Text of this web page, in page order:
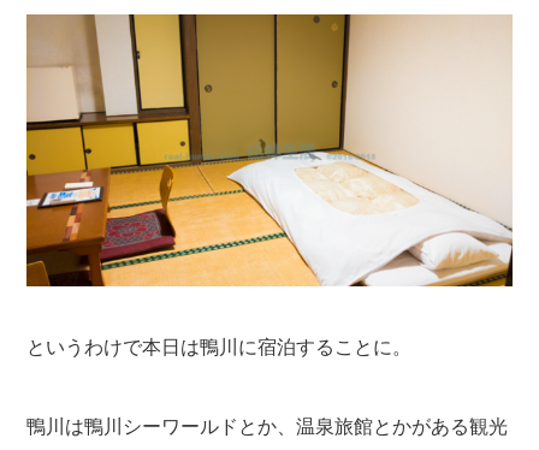
というわけで本日は鴨川に宿泊することに。
鴨川は鴨川シーワールドとか、温泉旅館とかがある観光